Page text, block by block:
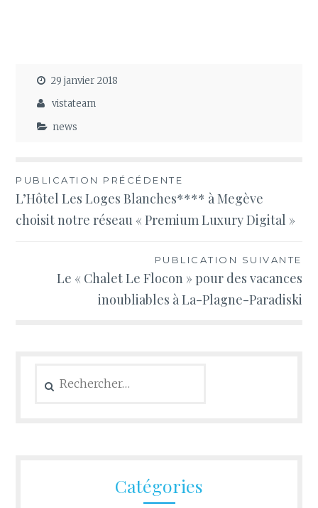
29 janvier 2018
vistateam
news
Navigation
de
PUBLICATION PRÉCÉDENTE
L’Hôtel Les Loges Blanches**** à Megève
choisit notre réseau « Premium Luxury Digital »
PUBLICATION SUIVANTE
Le « Chalet Le Flocon » pour des vacances
inoubliables à La-Plagne-Paradiski
Catégories